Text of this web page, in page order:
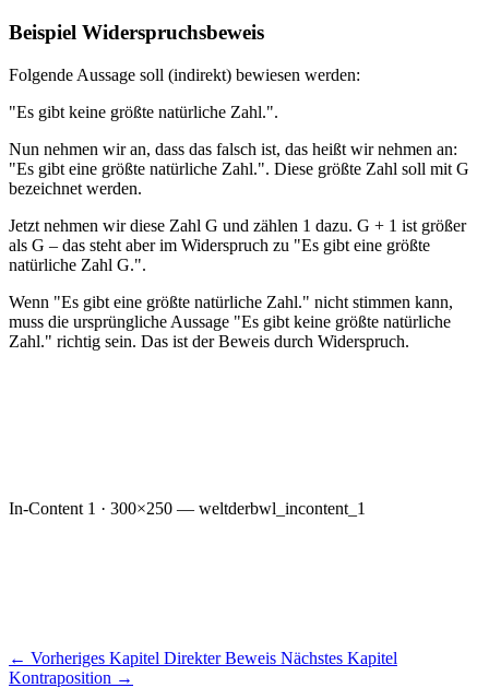
Beispiel Widerspruchsbeweis
Folgende Aussage soll (indirekt) bewiesen werden:
"Es gibt keine größte natürliche Zahl.".
Nun nehmen wir an, dass das falsch ist, das heißt wir nehmen an:
"Es gibt eine größte natürliche Zahl.". Diese größte Zahl soll mit G
bezeichnet werden.
Jetzt nehmen wir diese Zahl G und zählen 1 dazu. G + 1 ist größer
als G – das steht aber im Widerspruch zu "Es gibt eine größte
natürliche Zahl G.".
Wenn "Es gibt eine größte natürliche Zahl." nicht stimmen kann,
muss die ursprüngliche Aussage "Es gibt keine größte natürliche
Zahl." richtig sein. Das ist der Beweis durch Widerspruch.
In-Content 1 · 300×250 — weltderbwl_incontent_1
← Vorheriges Kapitel Direkter Beweis Nächstes Kapitel
Kontraposition →